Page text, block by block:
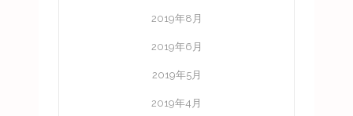
2019年8月
2019年6月
2019年5月
2019年4月